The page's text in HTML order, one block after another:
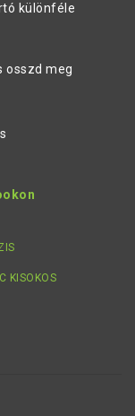
különféle
osszd meg
KISOKOS